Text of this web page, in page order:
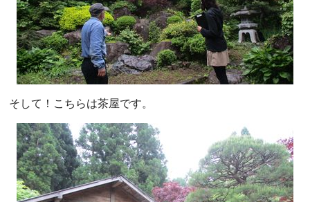
そして！こちらは茶屋です。